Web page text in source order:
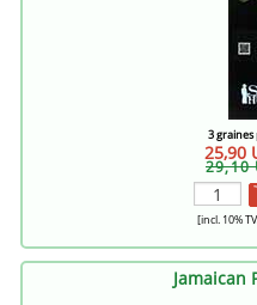
3 graines
25,90
29,10
[incl. 10%
Jamaican